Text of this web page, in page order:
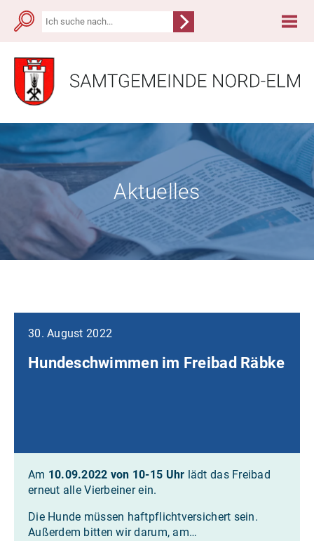
Aktuelles
30. August 2022
Hundeschwimmen im Freibad Räbke
Am 10.09.2022 von 10-15 Uhr lädt das Freibad
erneut alle Vierbeiner ein.
Die Hunde müssen haftpflichtversichert sein.
Außerdem bitten wir darum, am…